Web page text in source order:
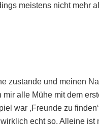
meistens nicht mehr
zustande und meinen
alle Mühe mit dem
war ‚Freunde zu
echt so. Alleine ist